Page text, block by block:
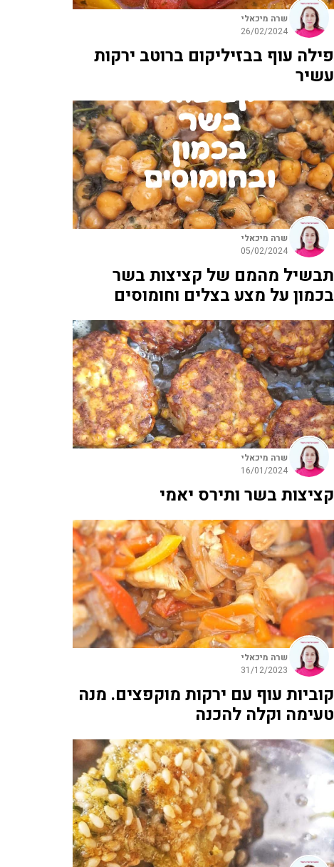
שרה מיכאלי
26/02/2024
פילה עוף בבזיליקום ברוטב ירקות
עשיר
שרה מיכאלי
05/02/2024
תבשיל מהמם של קציצות בשר
בכמון על מצע בצלים וחומוסים
שרה מיכאלי
16/01/2024
קציצות בשר ותירס יאמי
שרה מיכאלי
31/12/2023
קוביות עוף עם ירקות מוקפצים. מנה
טעימה וקלה להכנה